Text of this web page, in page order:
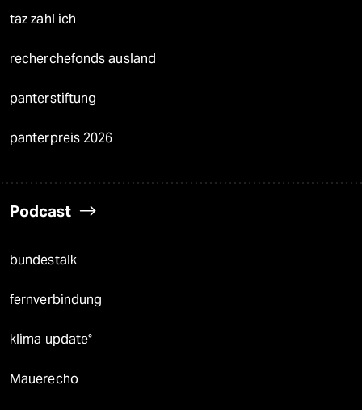
taz zahl ich
recherchefonds ausland
panterstiftung
panterpreis 2026
Podcast
bundestalk
fernverbindung
klima update°
Mauerecho